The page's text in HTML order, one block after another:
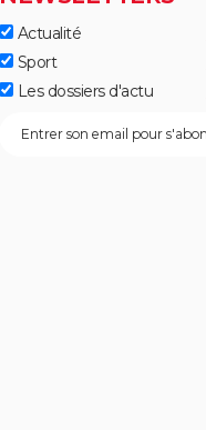
Actualité
Sport
Les dossiers d'actu